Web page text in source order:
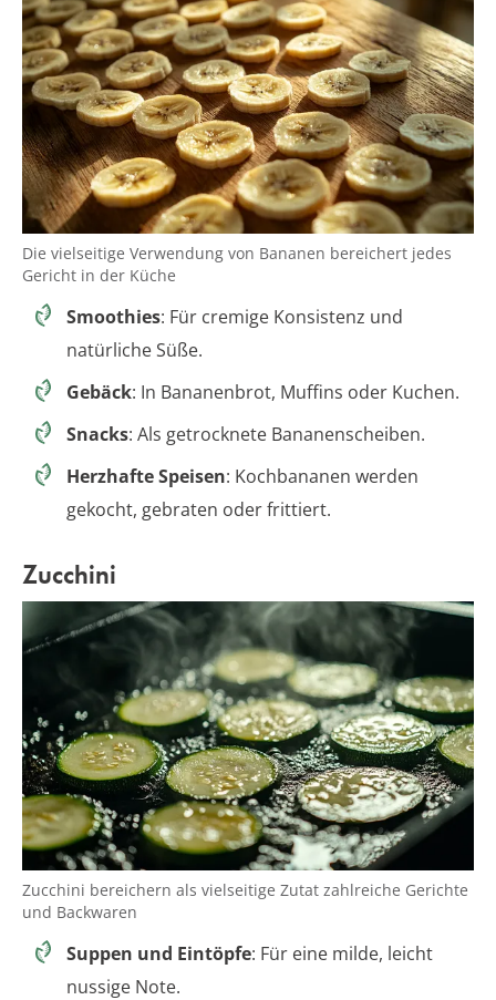
Die vielseitige Verwendung von Bananen bereichert jedes
Gericht in der Küche
Smoothies: Für cremige Konsistenz und
natürliche Süße.
Gebäck: In Bananenbrot, Muffins oder Kuchen.
Snacks: Als getrocknete Bananenscheiben.
Herzhafte Speisen: Kochbananen werden
gekocht, gebraten oder frittiert.
Zucchini
Zucchini bereichern als vielseitige Zutat zahlreiche Gerichte
und Backwaren
Suppen und Eintöpfe: Für eine milde, leicht
nussige Note.